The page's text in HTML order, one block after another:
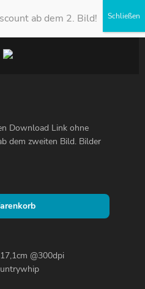
Download Link ohne
dem zweiten Bild. Bilder
@300dpi
ab dem 2. Bild!